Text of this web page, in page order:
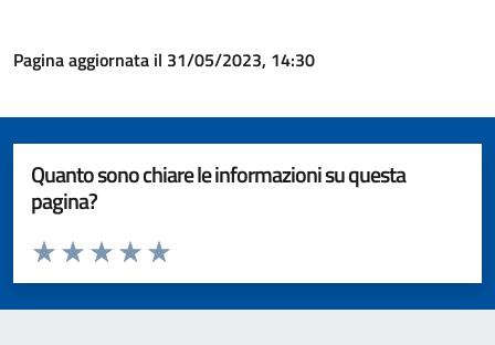
Pagina aggiornata il 31/05/2023, 14:30
Quanto sono chiare le informazioni su questa
pagina?
Valuta da 1 a 5 stelle la pagina
Valuta 5 stelle su 5
Valuta 4 stelle su 5
Valuta 3 stelle su 5
Valuta 2 stelle su 5
Valuta 1 stelle su 5